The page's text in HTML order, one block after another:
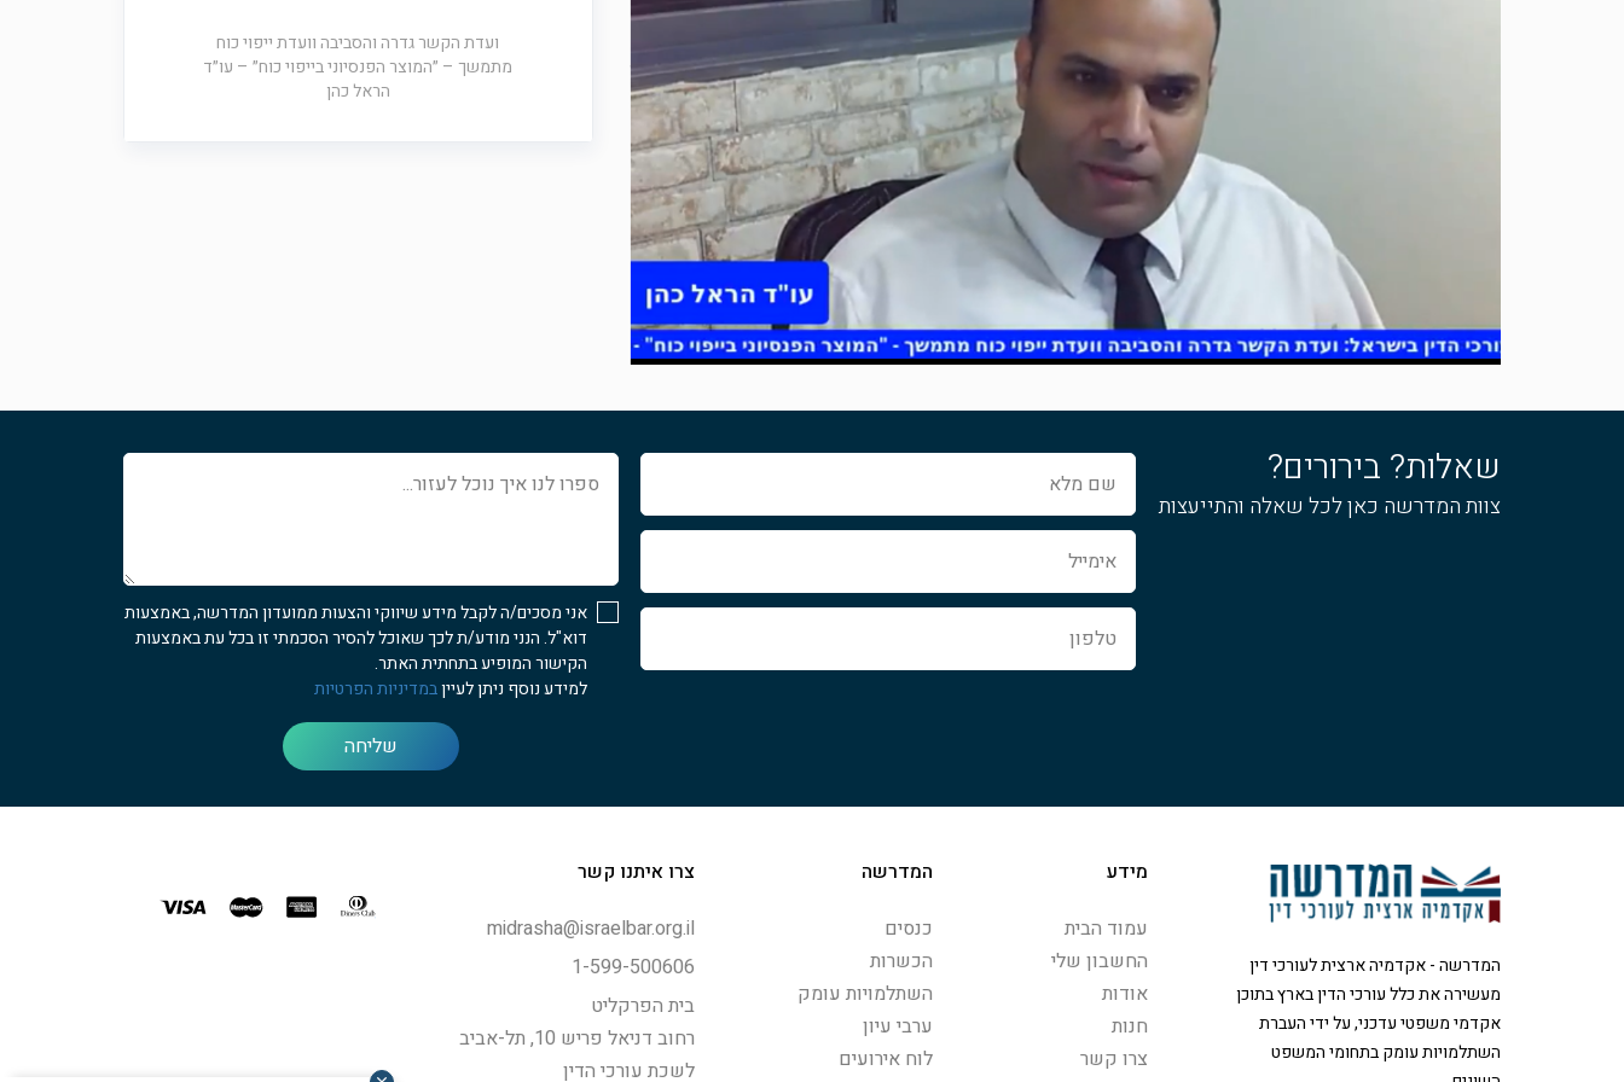
ועדת הקשר גדרה והסביבה וועדת ייפוי כוח
מתמשך – ״המוצר הפנסיוני בייפוי כוח״ – עו״ד
הראל כהן
שאלות? בירורים?
צוות המדרשה כאן לכל שאלה והתייעצות
שם
מלא
אימייל
טלפון
ספרו
לנו
אני מסכים/ה לקבל מידע שיווקי והצעות ממועדון המדרשה, באמצעות
דוא"ל. הנני מודע/ת לכך שאוכל להסיר הסכמתי זו בכל עת באמצעות
הקישור המופיע בתחתית האתר.
למידע נוסף ניתן לעייןבמדיניות הפרטיות
שליחה
המדרשה - אקדמיה ארצית לעורכי דין
מעשירה את כלל עורכי הדין בארץ בתוכן
אקדמי משפטי עדכני, על ידי העברת
השתלמויות עומק בתחומי המשפט
צרו איתנו קשר
midrasha@israelbar.org.il
1-599-500606
בית הפרקליט
רחוב דניאל פריש 10, תל-אביב
לשכת עורכי הדין
מידע
עמוד הבית
החשבון שלי
אודות
חנות
צרו קשר
המדרשה
כנסים
הכשרות
השתלמויות עומק
ערבי עיון
לוח אירועים